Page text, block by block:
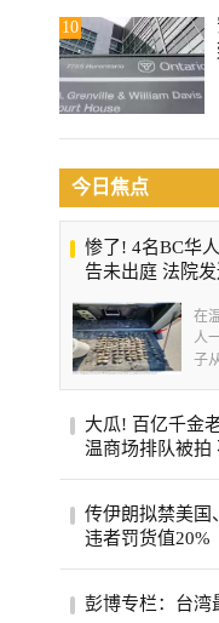
10
今日焦点
惨了! 4名BC华
告未出庭 法院
在
人
子
大瓜! 百亿千金
温商场排队被拍
然
在社
传伊朗拟禁美国
违者罚货值20%
半
彭博专栏：台湾